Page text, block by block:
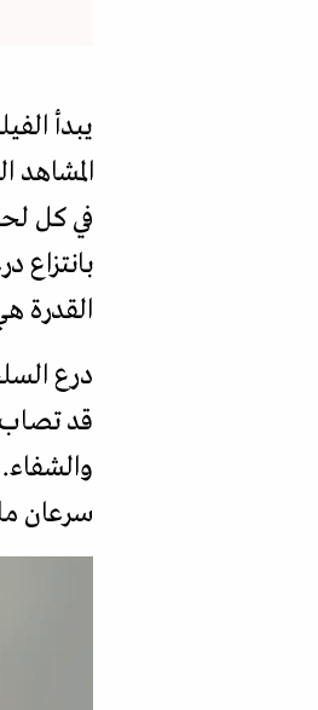
يبدأ
في كل
بانتزاع
القدرة
درع
قد تصاب
سرعان